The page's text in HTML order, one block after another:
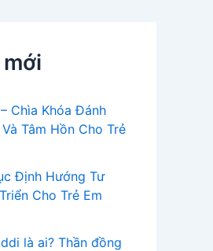
Chìa Khóa Đánh
Tâm Hồn Cho Trẻ
Định Hướng Tư
Cho Trẻ Em
là ai? Thần đồng